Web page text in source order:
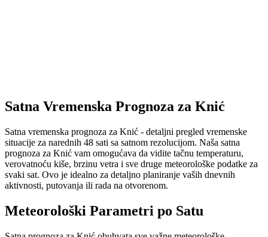
Satna Vremenska Prognoza za Knić
Satna vremenska prognoza za Knić - detaljni pregled vremenske
situacije za narednih 48 sati sa satnom rezolucijom. Naša satna
prognoza za Knić vam omogućava da vidite tačnu temperaturu,
verovatnoću kiše, brzinu vetra i sve druge meteorološke podatke za
svaki sat. Ovo je idealno za detaljno planiranje vaših dnevnih
aktivnosti, putovanja ili rada na otvorenom.
Meteorološki Parametri po Satu